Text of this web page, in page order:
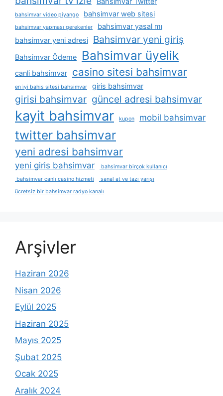
bahsimvar video piyango bahsimvar web sitesi
bahsimvar yapması gerekenler
bahsimvar yasal mı
bahsimvar yeni adresi
Bahsimvar yeni giriş
Bahsimvar Ödeme Bahsimvar üyelik
canli bahsimvar casino sitesi bahsimvar
en i̇yi bahis sitesi bahsimvar giris bahsimvar
girisi bahsimvar güncel adresi bahsimvar
kayit bahsimvar kupon mobil bahsimvar
twitter bahsimvar
yeni adresi bahsimvar
yeni giris bahsimvar
bahsimvar birçok kullanıcı
bahsimvar canlı casino hizmeti
sanal at ve tazı yarışı
ücretsiz bir bahsimvar radyo kanalı
Arşivler
Haziran 2026
Nisan 2026
Eylül 2025
Haziran 2025
Mayıs 2025
Şubat 2025
Ocak 2025
Aralık 2024